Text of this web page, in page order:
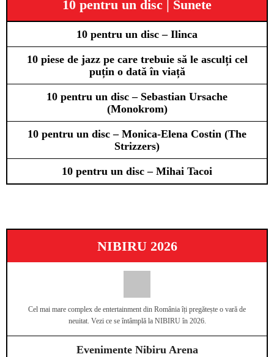
10 pentru un disc | Sunete
10 pentru un disc – Ilinca
10 piese de jazz pe care trebuie să le asculți cel
puțin o dată în viață
10 pentru un disc – Sebastian Ursache
(Monokrom)
10 pentru un disc – Monica-Elena Costin (The
Strizzers)
10 pentru un disc – Mihai Tacoi
NIBIRU 2026
Cel mai mare complex de entertainment din România îți pregătește o vară de
neuitat. Vezi ce se întâmplă la NIBIRU în 2026.
Evenimente Nibiru Arena